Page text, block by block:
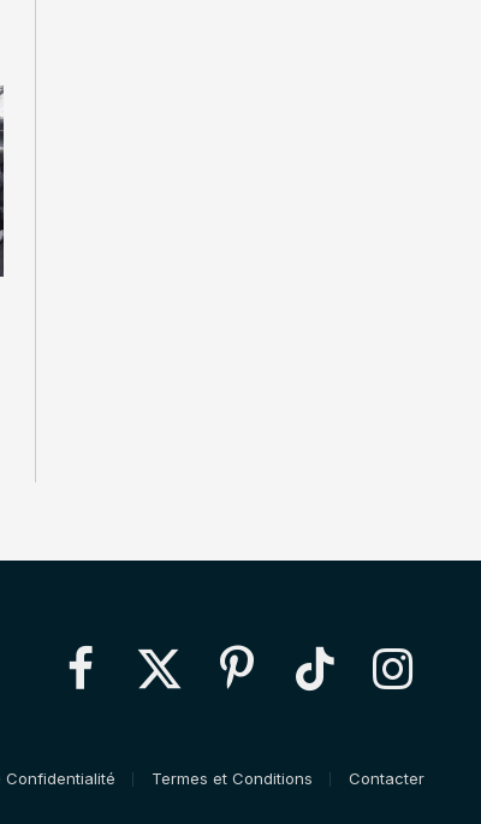
FacebookX
Pinterest TikTok Instagram
Confidentialité Termes et Conditions Contacter